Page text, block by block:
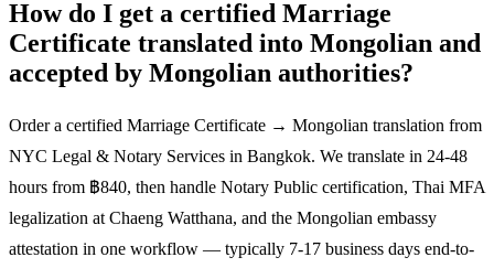
How do I get a certified Marriage
Certificate translated into Mongolian and
accepted by Mongolian authorities?
Order a certified Marriage Certificate → Mongolian translation from
NYC Legal & Notary Services in Bangkok. We translate in 24-48
hours from ฿840, then handle Notary Public certification, Thai MFA
legalization at Chaeng Watthana, and the Mongolian embassy
attestation in one workflow — typically 7-17 business days end-to-